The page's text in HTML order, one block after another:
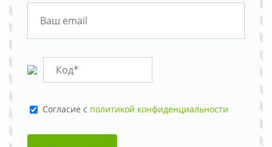
Cогласие с политикой конфиденциальности